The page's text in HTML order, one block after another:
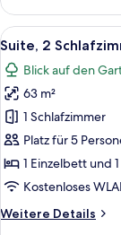
1 King-
Bett,
barrierefrei
Alle
Fotos
für
Suite,
2 Schlafzimmer
(Playground
View)
anzeigen
12
Suite, 2
Blick auf den
63 m²
1 Schlafzimmer
Platz für 5
1 Einzelbett und
Kostenloses
Weitere Details
Weitere